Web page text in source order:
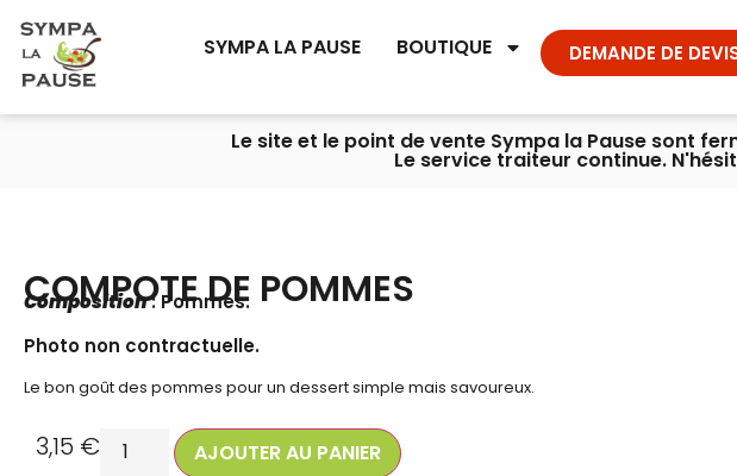
SYMPA LA PAUSE BOUTIQUE DEMANDE DE
Le site et le point de vente Sympa la Pause sont
Le service traiteur continue.
COMPOTE DE POMMES
Composition: Pommes.
Photo non contractuelle.
Le bon goût des pommes pour un dessert simple mais savoureux.
3,15 € AJOUTER AU PANIER